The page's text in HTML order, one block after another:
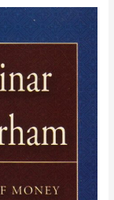
طلا
درهم
اسلام